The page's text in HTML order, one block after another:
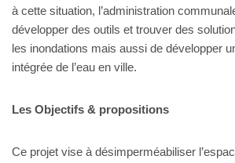
à cette situation, l’administration
développer des outils et trouver des
les inondations mais aussi de développer
intégrée de l’eau en ville.
Les Objectifs & propositions
Ce projet vise à désimperméabiliser